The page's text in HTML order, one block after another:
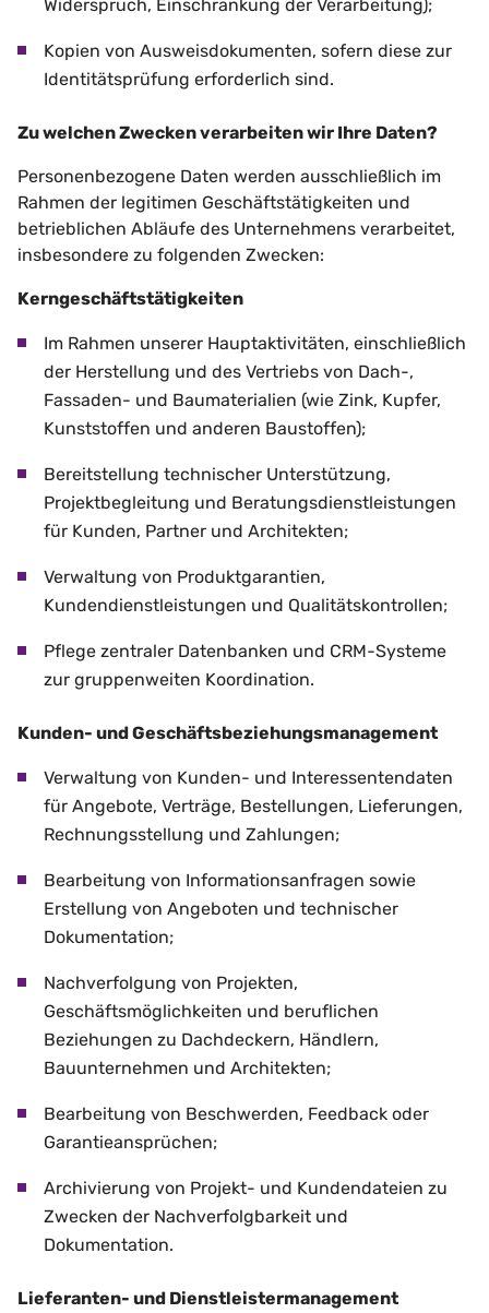
Widerspruch, Einschränkung der Verarbeitung);
Kopien von Ausweisdokumenten, sofern diese zur
Identitätsprüfung erforderlich sind.
Zu welchen Zwecken verarbeiten wir Ihre Daten?
Personenbezogene Daten werden ausschließlich im
Rahmen der legitimen Geschäftstätigkeiten und
betrieblichen Abläufe des Unternehmens verarbeitet,
insbesondere zu folgenden Zwecken:
Kerngeschäftstätigkeiten
Im Rahmen unserer Hauptaktivitäten, einschließlich
der Herstellung und des Vertriebs von Dach-,
Fassaden- und Baumaterialien (wie Zink, Kupfer,
Kunststoffen und anderen Baustoffen);
Bereitstellung technischer Unterstützung,
Projektbegleitung und Beratungsdienstleistungen
für Kunden, Partner und Architekten;
Verwaltung von Produktgarantien,
Kundendienstleistungen und Qualitätskontrollen;
Pflege zentraler Datenbanken und CRM-Systeme
zur gruppenweiten Koordination.
Kunden- und Geschäftsbeziehungsmanagement
Verwaltung von Kunden- und Interessentendaten
für Angebote, Verträge, Bestellungen, Lieferungen,
Rechnungsstellung und Zahlungen;
Bearbeitung von Informationsanfragen sowie
Erstellung von Angeboten und technischer
Dokumentation;
Nachverfolgung von Projekten,
Geschäftsmöglichkeiten und beruflichen
Beziehungen zu Dachdeckern, Händlern,
Bauunternehmen und Architekten;
Bearbeitung von Beschwerden, Feedback oder
Garantieansprüchen;
Archivierung von Projekt- und Kundendateien zu
Zwecken der Nachverfolgbarkeit und
Dokumentation.
Lieferanten- und Dienstleistermanagement